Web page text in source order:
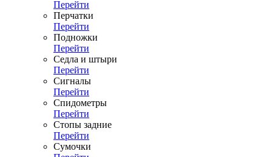
Перейти
Перчатки
Перейти
Подножки
Перейти
Седла и штыри
Перейти
Сигналы
Перейти
Спидометры
Перейти
Стопы задние
Перейти
Сумочки